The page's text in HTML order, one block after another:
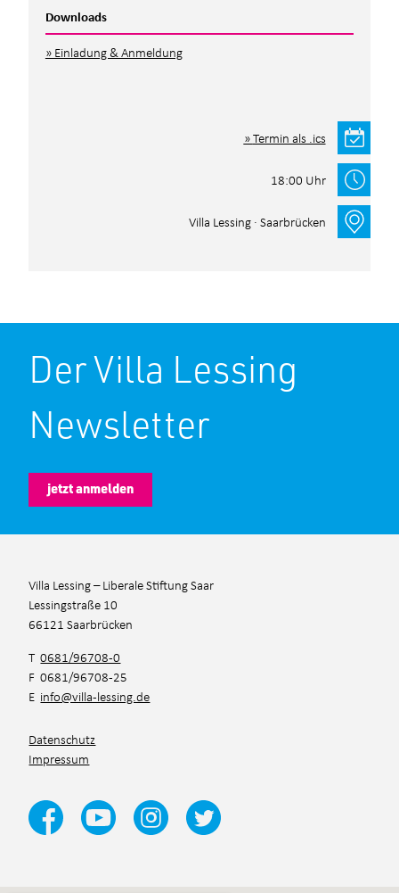
Downloads
Einladung & Anmeldung
Termin als .ics
18:00 Uhr
Villa Lessing · Saarbrücken
Der Villa Lessing
Newsletter
jetzt anmelden
Villa Lessing – Liberale Stiftung Saar
Lessingstraße 10
66121 Saarbrücken
T0681/96708-0
F 0681/96708-25
E info@villa-lessing.de
Datenschutz
Impressum